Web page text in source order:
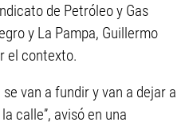
de Petróleo y Gas
y La Pampa, Guillermo
el contexto.
van a fundir y van a dejar a
calle”, avisó en una